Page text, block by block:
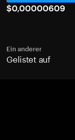
$0,00000609
Ein anderer
Gelistet auf